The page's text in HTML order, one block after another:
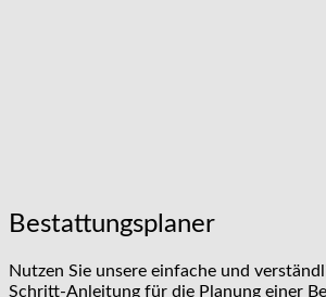
Bestattungsplaner
Nutzen Sie unsere einfache und
Schritt-Anleitung für die Planung einer